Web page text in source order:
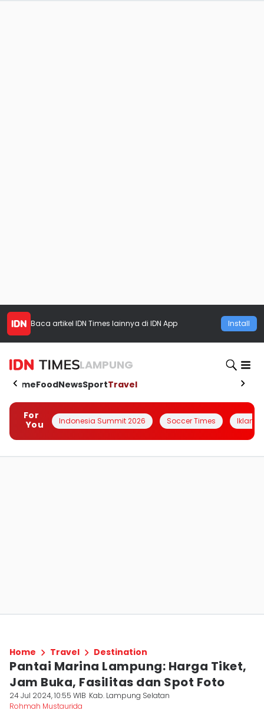
Baca artikel IDN Times lainnya di IDN App Install
LAMPUNG
HomeFoodNewsSportTravel
For
You
Indonesia Summit 2026 Soccer Times Iklanin
Home Travel Destination
Pantai Marina Lampung: Harga Tiket,
Jam Buka, Fasilitas dan Spot Foto
24 Jul 2024, 10:55 WIB Kab. Lampung Selatan
Rohmah Mustaurida